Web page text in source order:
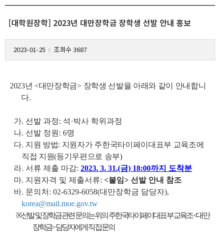
[대학원장학] 2023년 대만장학금 장학생 선발 안내 홍보
2023-01-25 l 조회수 3687
2023년 <대만장학금> 장학생 선발을 아래와 같이 안내합니
다.
가. 선발 과정: 석·박사 학위과정
나. 선발 정원: 6명
다. 지원 방법: 지원자가 주한국타이페이대표부 교육조에
직접 지원(등기우편으로 송부)
라. 서류 제출 마감: 2023. 3. 31.(금) 18:00까지 도착분
마. 지원자격 및 제출서류: <붙임> 선발 안내 참조
바. 문의처: 02-6329-6058(대만장학금 담당자),
korea@mail.moe.gov.tw
※ 선발 및 장학금 관련 문의는 위의 주한국타이페이대표부 교육조 <대만
장학금> 담당자에게 직접 문의